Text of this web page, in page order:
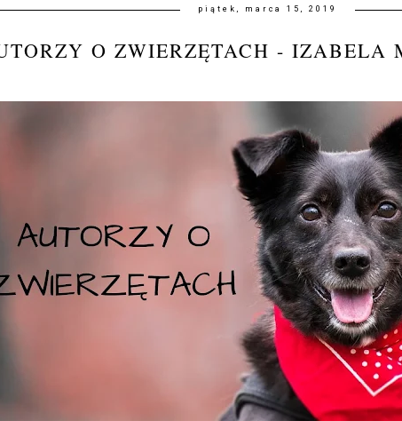
piątek, marca 15, 2019
O ZWIERZĘTACH - IZABELA